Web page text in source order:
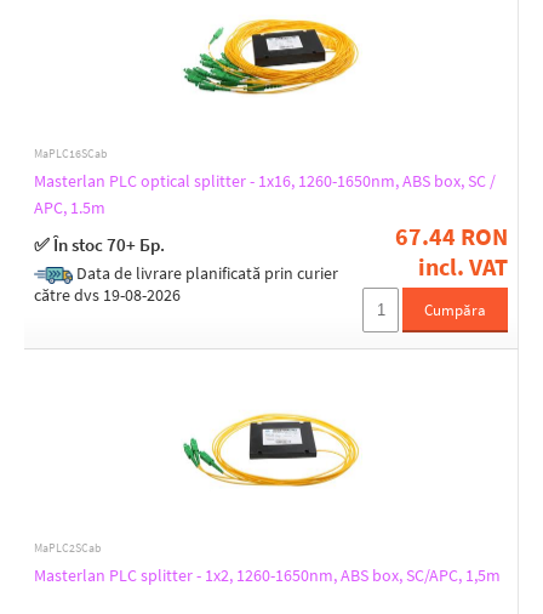
MaPLC16SCab
Masterlan PLC optical splitter - 1x16, 1260-1650nm, ABS box, SC /
APC, 1.5m
✅ În stoc 70+ Бр.
Data de livrare planificată prin curier
către dvs 19-08-2026
67.44 RON
incl. VAT
Cumpăra
MaPLC2SCab
Masterlan PLC splitter - 1x2, 1260-1650nm, ABS box, SC/APC, 1,5m